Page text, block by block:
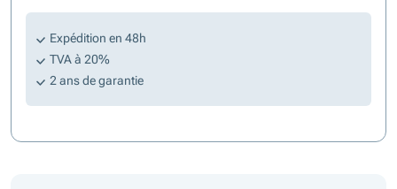
Expédition en 48h
TVA à 20%
2 ans de garantie